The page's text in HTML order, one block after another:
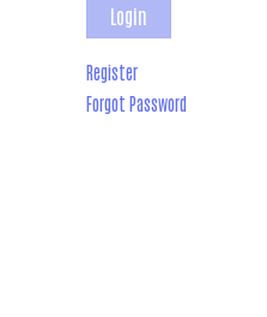
Login
Register
Forgot Password